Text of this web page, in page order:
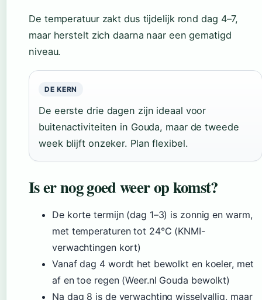
De temperatuur zakt dus tijdelijk rond dag 4–7,
maar herstelt zich daarna naar een gematigd
niveau.
DE KERN
De eerste drie dagen zijn ideaal voor
buitenactiviteiten in Gouda, maar de tweede
week blijft onzeker. Plan flexibel.
Is er nog goed weer op komst?
De korte termijn (dag 1–3) is zonnig en warm,
met temperaturen tot 24°C (KNMI-
verwachtingen kort)
Vanaf dag 4 wordt het bewolkt en koeler, met
af en toe regen (Weer.nl Gouda bewolkt)
Na dag 8 is de verwachting wisselvallig, maar